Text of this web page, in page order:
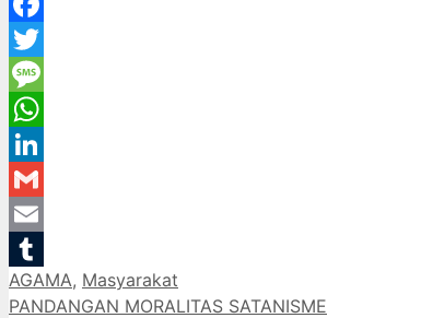
Facebook
Twitter
Message
WhatsApp
LinkedIn
Gmail
Email
Tumblr
Categories
AGAMA, Masyarakat
PANDANGAN MORALITAS SATANISME